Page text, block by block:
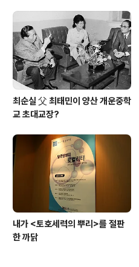
최순실 父 최태민이 양산 개운중학
교 초대교장?
내가 <토호세력의 뿌리>를 절판
한 까닭